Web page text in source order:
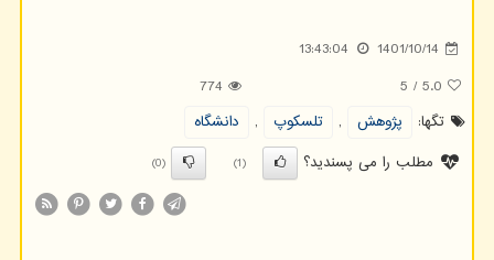
1401/10/14
13:43:04
5.0
/
5
774
تگها:
پژوهش , تلسكوپ ,
دانشگاه
مطلب را می پسندید؟
(1)
(0)